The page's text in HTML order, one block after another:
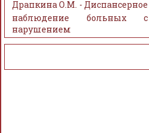
Драпкина О.М. - Диспансерное
наблюдение больных с
нарушением